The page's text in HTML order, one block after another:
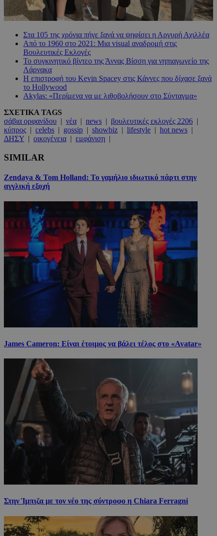
Στα 105 της χρόνια πήγε ξανά να ψηφίσει η Αργυρή Αχιλλέα
Από το 1960 στο 2021: Μια visual αναδρομή στις
Βουλευτικές Εκλογές
Το συγκινητικό βίντεο της Άννας Βίσση για νηπιαγωγείο της
Λάρνακα
Η επιστροφή του Kevin Spacey στις Κάννες που δίχασε ξανά
το Hollywood
Akylas: «Περίμενα να με λιθοβολήσουν στο Σύνταγμα»
ΣΧΕΤΙΚΑ TAGS
σάβια ορφανίδου | νέα | news | βουλευτικές εκλογές 2206 |
κύπρος | celebs | gossip | showbiz | lifestyle | hot news |
ΔΗΣΥ | οικογένεια | εμφάνιση |
SIMILAR
Zendaya & Tom Holland: Το γαμήλιο ιδιωτικό πάρτι στην
αγγλική εξοχή
James Cameron: Είναι έτοιμος να βάλει τέλος στο «Avatar»
Στην Ίμπιζα με τον νέο της σύντροφο η Chiara Ferragni